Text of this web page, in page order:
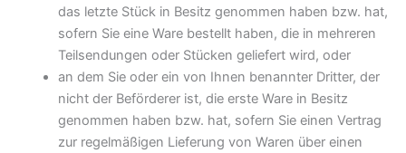
das letzte Stück in Besitz genommen haben bzw. hat,
sofern Sie eine Ware bestellt haben, die in mehreren
Teilsendungen oder Stücken geliefert wird, oder
an dem Sie oder ein von Ihnen benannter Dritter, der
nicht der Beförderer ist, die erste Ware in Besitz
genommen haben bzw. hat, sofern Sie einen Vertrag
zur regelmäßigen Lieferung von Waren über einen